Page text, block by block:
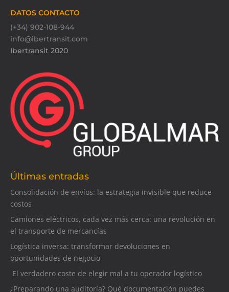
DATOS CONTACTO
(+34) 902-108-944
info@ibertransit.com
Ibertransit 2020
Últimas entradas
Consolidación de envíos: la estrategia invisible que reduce
costos
Camiones eléctricos, cada vez más cerca: una revolución en
el transporte de mercancías
Logística inversa: transformar devoluciones en
oportunidades de negocio
El verdadero coste de elegir mal a tu operador logístico
¿Preparando una auditoría? Qué documentación puedes